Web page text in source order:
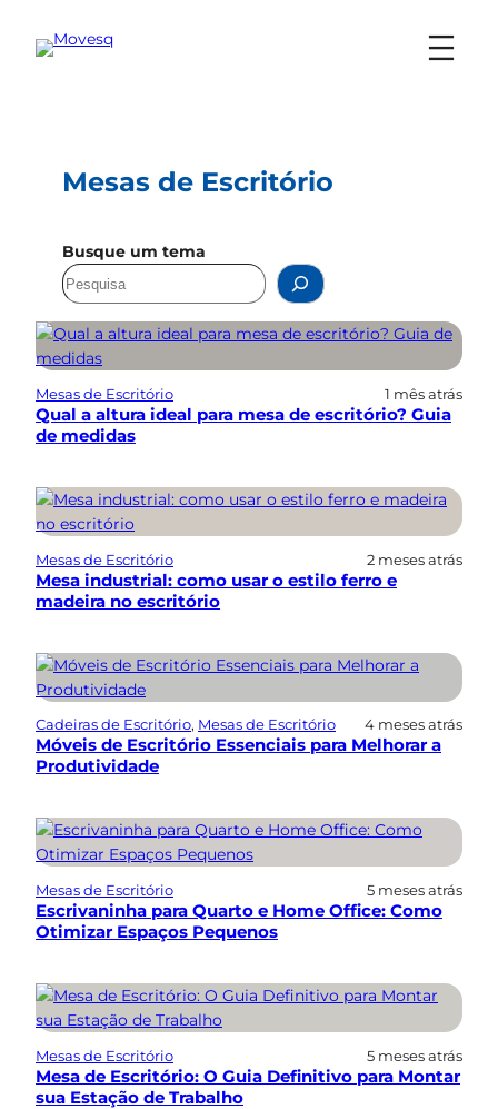
para
Mesas de Escritório
Busque um tema
Mesas de Escritório 1 mês atrás
Qual a altura ideal para mesa de escritório? Guia
de medidas
Mesas de Escritório 2 meses atrás
Mesa industrial: como usar o estilo ferro e
madeira no escritório
Cadeiras de Escritório, Mesas de Escritório 4 meses atrás
Móveis de Escritório Essenciais para Melhorar a
Produtividade
Mesas de Escritório 5 meses atrás
Escrivaninha para Quarto e Home Office: Como
Otimizar Espaços Pequenos
Mesas de Escritório 5 meses atrás
Mesa de Escritório: O Guia Definitivo para Montar
sua Estação de Trabalho